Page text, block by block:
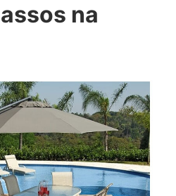
na